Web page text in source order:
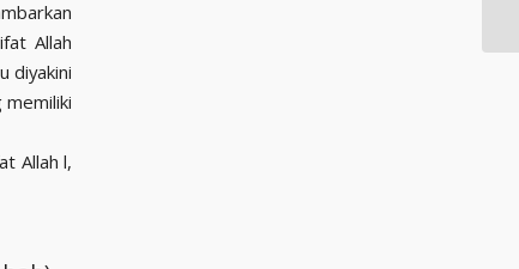
Allah
diyakini
memiliki
Allah l,